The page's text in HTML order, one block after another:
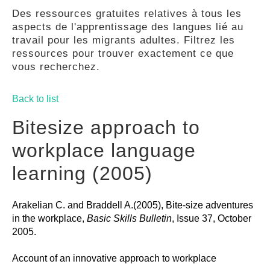
GUIDES
COMMUNAUTÉ
Des ressources gratuites relatives à tous les
aspects de l'apprentissage des langues lié au
travail pour les migrants adultes. Filtrez les
ressources pour trouver exactement ce que
vous recherchez.
Back to list
Bitesize approach to
workplace language
learning (2005)
Arakelian C. and Braddell A.(2005), Bite-size adventures
in the workplace, Basic Skills Bulletin, Issue 37, October
2005.
Account of an innovative approach to workplace